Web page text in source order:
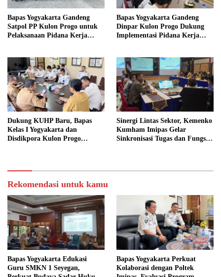
Bapas Yogyakarta Gandeng
Satpol PP Kulon Progo untuk
Pelaksanaan Pidana Kerja
Bapas Yogyakarta Gandeng
Dinpar Kulon Progo Dukung
Implementasi Pidana Kerja
Dukung KUHP Baru, Bapas
Kelas I Yogyakarta dan
Disdikpora Kulon Progo
Sinergi Lintas Sektor, Kemenko
Kumham Imipas Gelar
Sinkronisasi Tugas dan Fungsi
Rekomendasi untuk kamu
Bapas Yogyakarta Edukasi
Guru SMKN 1 Seyegan,
Bapas Yogyakarta Perkuat
Kolaborasi dengan Poltek